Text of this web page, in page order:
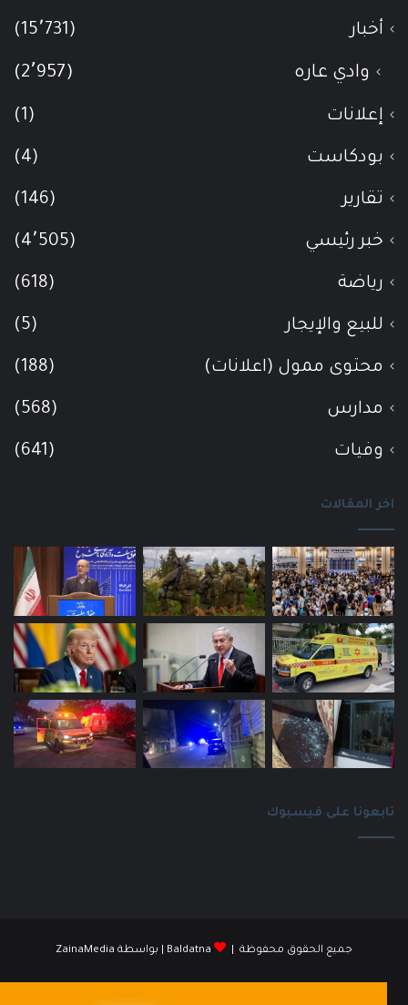
أخبار (15٬731)
وادي عاره (2٬957)
إعلانات (1)
بودكاست (4)
تقارير (146)
خبر رئيسي (4٬505)
رياضة (618)
للبيع والإيجار (5)
محتوى ممول (اعلانات) (188)
مدارس (568)
وفيات (641)
اخر المقالات
تابعونا على فيسبوك
جميع الحقوق محفوظة | Baldatna | بواسطة ZainaMedia